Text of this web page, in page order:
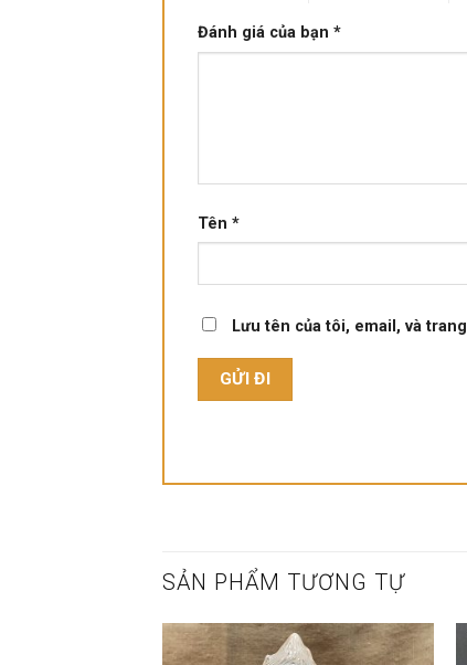
Đánh giá của bạn *
Tên *
Lưu tên của tôi, email, và
SẢN PHẨM TƯƠNG TỰ